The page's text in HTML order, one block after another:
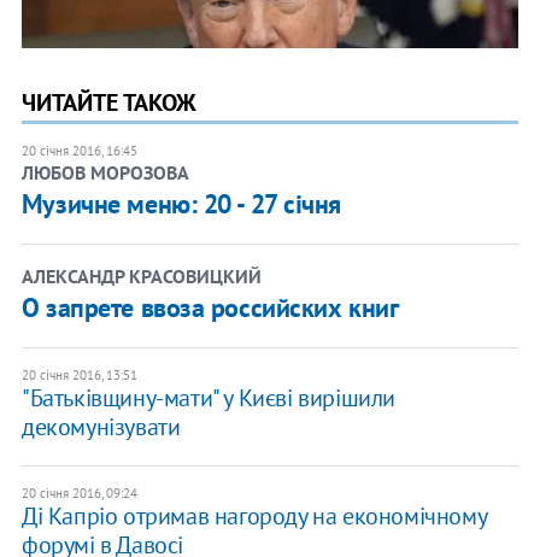
ЧИТАЙТЕ ТАКОЖ
20 січня 2016, 16:45
ЛЮБОВ МОРОЗОВА
Музичне меню: 20 - 27 січня
АЛЕКСАНДР КРАСОВИЦКИЙ
О запрете ввоза российских книг
20 січня 2016, 13:51
"Батьківщину-мати" у Києві вирішили
декомунізувати
20 січня 2016, 09:24
Ді Капріо отримав нагороду на економічному
форумі в Давосі